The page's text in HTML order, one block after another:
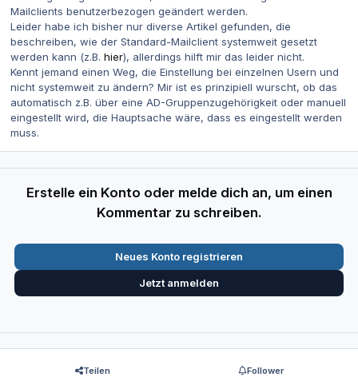
Mailclients benutzerbezogen geändert werden.
Leider habe ich bisher nur diverse Artikel gefunden, die
beschreiben, wie der Standard-Mailclient systemweit gesetzt
werden kann (z.B. hier), allerdings hilft mir das leider nicht.
Kennt jemand einen Weg, die Einstellung bei einzelnen Usern und
nicht systemweit zu ändern? Mir ist es prinzipiell wurscht, ob das
automatisch z.B. über eine AD-Gruppenzugehörigkeit oder manuell
eingestellt wird, die Hauptsache wäre, dass es eingestellt werden
muss.
Erstelle ein Konto oder melde dich an, um einen
Kommentar zu schreiben.
Neues Konto registrieren
Jetzt anmelden
Teilen Follower